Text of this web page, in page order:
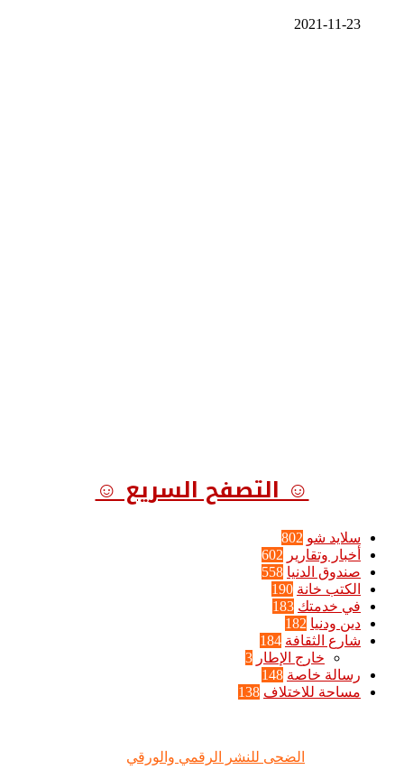
2021-11-23
☺ التصفح السريع ☺
سلايد شو 802
أخبار وتقارير 602
صندوق الدنيا 558
الكتب خانة 190
في خدمتك 183
دين ودنيا 182
شارع الثقافة 184
خارج الإطار 3
رسالة خاصة 148
مساحة للاختلاف 138
الضحى للنشر الرقمي والورقي